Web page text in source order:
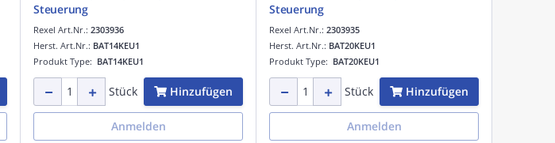
Steuerung
Rexel Art.Nr.: 2303936
Produkt Type: BAT14KEU1
Herst. Art.Nr.: BAT14KEU1
Stück Hinzufügen
Anmelden
Steuerung
Rexel Art.Nr.: 2303935
Produkt Type: BAT20KEU1
Herst. Art.Nr.: BAT20KEU1
Stück Hinzufügen
Anmelden